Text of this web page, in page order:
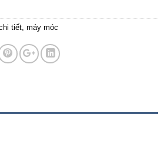
tiết, máy móc